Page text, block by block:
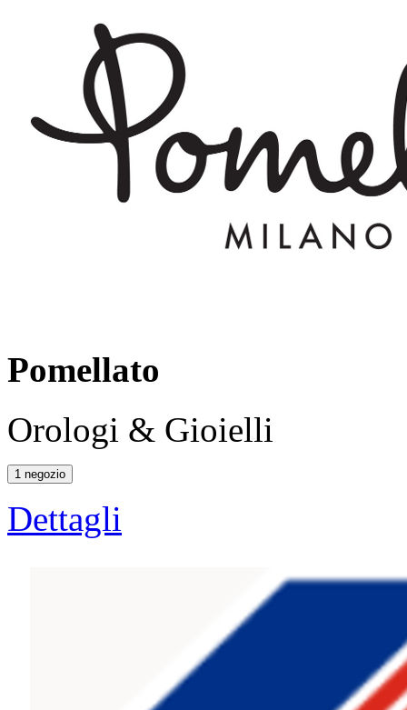
Pomellato
Orologi & Gioielli
1 negozio
Dettagli